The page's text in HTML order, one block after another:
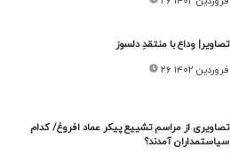
تصاویر| وداع با منتقدِ دلسوز
۲۶ فروردین ۱۴۰۲
تصاویری از مراسم تشییع پیکر عماد افروغ/ کدام
سیاستمداران آمدند؟